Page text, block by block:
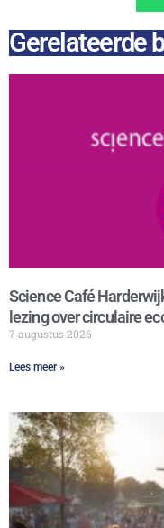
Gerelateerde
Science Café
lezing over circulaire
7 augustus 2026
Lees meer »